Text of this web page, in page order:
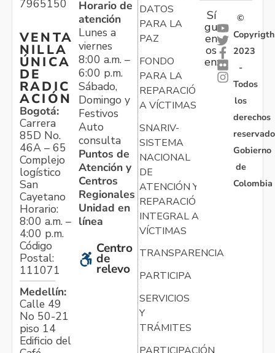
7965150
VENTA
NILLA
ÚNICA
DE
RADIC
ACIÓN
Bogotá:
Carrera
85D No.
46A – 65
Complejo
logístico
San
Cayetano
Horario:
8:00 a.m. –
4:00 p.m.
Código
Postal:
111071
Medellín:
Calle 49
No 50-21
piso 14
Edificio del
Horario de
atención
Lunes a
viernes
8:00 a.m. –
6:00 p.m.
Sábado,
Domingo y
Festivos
Auto
consulta
Puntos de
Atención y
Centros
Regionales
Unidad en
línea
Centro
de
relevo
DATOS
PARA LA
PAZ
FONDO
PARA LA
REPARACIÓN
A VÍCTIMAS
SNARIV-
SISTEMA
NACIONAL
DE
ATENCIÓN Y
REPARACIÓN
INTEGRAL A
VÍCTIMAS
TRANSPARENCIA
PARTICIPA
SERVICIOS
Y
TRÁMITES
Sí
gu
en
os
en:
©
Copyrigth
2023
-
Todos
los
derechos
Gobierno
de
Colombia